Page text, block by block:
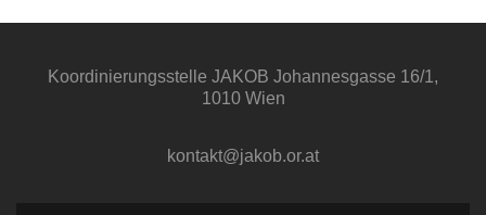
Koordinierungsstelle JAKOB Johannesgasse 16/1,
1010 Wien
kontakt@jakob.or.at